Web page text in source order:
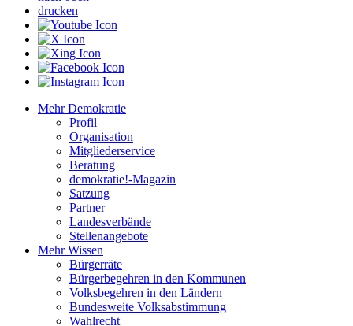
drucken
Mehr Demokratie
Profil
Organisation
Mitgliederservice
Beratung
demokratie!-Magazin
Satzung
Partner
Landesverbände
Stellenangebote
Mehr Wissen
Bürgerräte
Bürgerbegehren in den Kommunen
Volksbegehren in den Ländern
Bundesweite Volksabstimmung
Wahlrecht